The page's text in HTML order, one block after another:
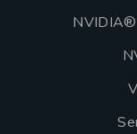
NVIDIA®